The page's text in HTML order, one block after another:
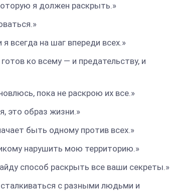
я должен раскрыть.»
всегда на шаг впереди всех.»
ко всему — и предательству, и
пока не раскрою их все.»
это образ жизни.»
быть одному против всех.»
нарушить мою территорию.»
способ раскрыть все ваши секреты.»
с разными людьми и